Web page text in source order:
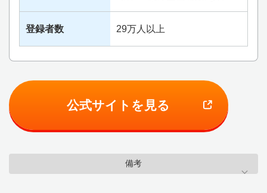
登録者数 29万人以上
公式サイトを見る
備考